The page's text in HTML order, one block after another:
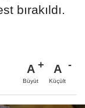
bırakıldı.
A
Büyüt
A
Küçült